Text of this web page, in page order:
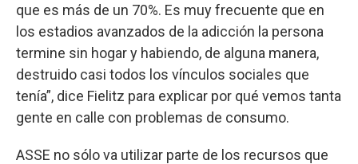
que es más de un 70%. Es muy frecuente que en
los estadios avanzados de la adicción la persona
termine sin hogar y habiendo, de alguna manera,
destruido casi todos los vínculos sociales que
tenía”, dice Fielitz para explicar por qué vemos tanta
gente en calle con problemas de consumo.
ASSE no sólo va utilizar parte de los recursos que